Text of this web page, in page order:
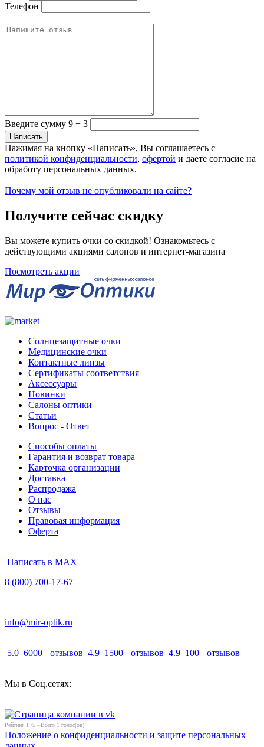
Телефон
Введите сумму 9 + 3
Нажимая на кнопку «Написать», Вы соглашаетесь с
политикой конфиденциальности, офертой и даете согласие на
обработу персональных данных.
Почему мой отзыв не опубликовали на сайте?
Получите сейчас скидку
Вы можете купить очки со скидкой! Ознакомьтесь с
действующими акциями салонов и интернет-магазина
Посмотреть акции
Солнцезащитные очки
Медицинские очки
Контактные линзы
Сертификаты соответствия
Аксессуары
Новинки
Салоны оптики
Статьи
Вопрос - Ответ
Способы оплаты
Гарантия и возврат товара
Карточка организации
Доставка
Распродажа
О нас
Отзывы
Правовая информация
Оферта
Написать в MAX
8 (800) 700-17-67
info@mir-optik.ru
5.0 6000+ отзывов 4.9 1500+ отзывов 4.9 100+ отзывов
Мы в Соц.сетях:
Рейтинг 1 /5 - Всего 1 голос(ов)
Положение о конфиденциальности и защите персональных